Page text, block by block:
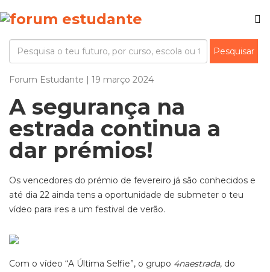
Forum Estudante | 19 março 2024
A segurança na
estrada continua a
dar prémios!
Os vencedores do prémio de fevereiro já são conhecidos e
até dia 22 ainda tens a oportunidade de submeter o teu
vídeo para ires a um festival de verão.
Com o vídeo “A Última Selfie”, o grupo 4naestrada, do